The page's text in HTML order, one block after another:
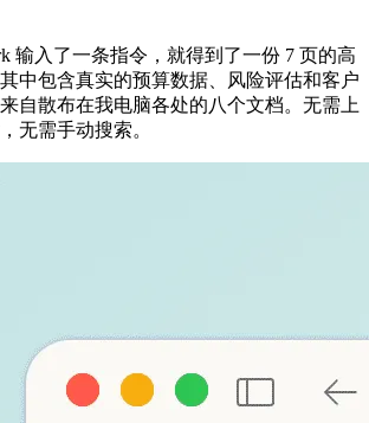
输入了一条指令，就得到了一份 7 页的高
中包含真实的预算数据、风险评估和客户
散布在我电脑各处的八个文档。无需上
无需手动搜索。